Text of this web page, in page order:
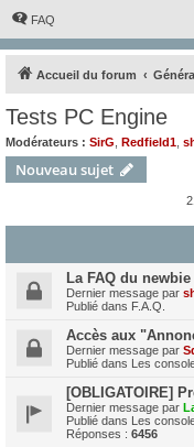
FAQ
Accueil du forum
Tests PC Engine
Modérateurs : SirG Redfield1
Nouveau sujet
La FAQ du newbie
Dernier message par
Publié dans F.A.Q.
Accès aux
Dernier message par
Publié dans Les
[OBLIGATOIRE]
Dernier message par
Publié dans Les
Réponses : 6456